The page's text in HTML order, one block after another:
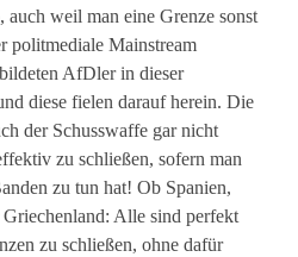
weil man eine Grenze sonst
politmediale Mainstream
AfDler in dieser
diese fielen darauf herein. Die
der Schusswaffe gar nicht
zu schließen, sofern man
zu tun hat! Ob Spanien,
Alle sind perfekt
zu schließen, ohne dafür